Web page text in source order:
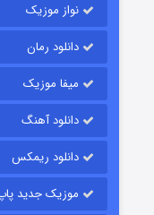
نواز موزیک
دانلود رمان
میفا موزیک
دانلود آهنگ
دانلود ریمکس
موزیک جدید